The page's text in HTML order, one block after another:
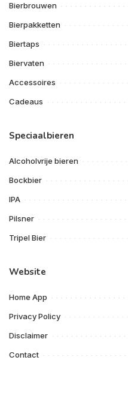
Bierbrouwen
Bierpakketten
Biertaps
Biervaten
Accessoires
Cadeaus
Speciaalbieren
Alcoholvrije bieren
Bockbier
IPA
Pilsner
Tripel Bier
Website
Home App
Privacy Policy
Disclaimer
Contact